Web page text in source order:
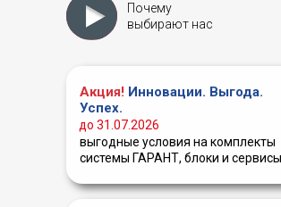
Почему
выбирают нас
Акция! Инновации. Выгода.
Успех.
выгодные условия на комплекты
системы ГАРАНТ, блоки и сервисы
до 31.07.2026